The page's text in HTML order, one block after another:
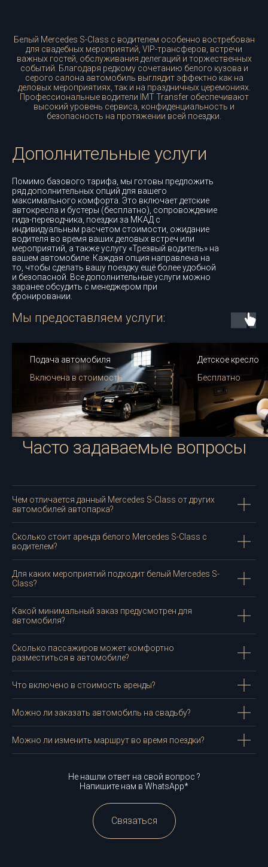
Белый Mercedes S-Class с водителем особенно востребован
для свадебных мероприятий, VIP-трансферов, встречи
важных гостей, обслуживания делегаций и торжественных
событий. Благодаря редкому сочетанию белого кузова и
серого салона автомобиль выглядит эффектно как на
деловых мероприятиях, так и на праздничных церемониях.
Профессиональные водители IMT Transfer обеспечивают
высокий уровень сервиса, конфиденциальность и
безопасность на протяжении всей поездки.
Дополнительные услуги
Помимо базового тарифа, мы готовы предложить
ряд дополнительных опций для вашего
максимального комфорта. Это включает детские
автокресла и бустеры (бесплатно), сопровождение
гида-переводчика, поездки за МКАД с
индивидуальным расчетом стоимости, ожидание
водителя во время ваших деловых встреч или
мероприятий, а также услугу «Трезвый водитель» на
вашем автомобиле. Каждая опция направлена на
то, чтобы сделать вашу поездку ещё более удобной
и безопасной. Все дополнительные услуги можно
заранее обсудить с менеджером при
бронировании.
Мы предоставляем услуги:
Подача автомобиля
Включена в стоимость
Детское кресло
Бесплатно
Часто задаваемые вопросы
Чем отличается данный Mercedes S-Class от других
автомобилей автопарка?
Сколько стоит аренда белого Mercedes S-Class с
водителем?
Для каких мероприятий подходит белый Mercedes S-
Class?
Какой минимальный заказ предусмотрен для
автомобиля?
Сколько пассажиров может комфортно
разместиться в автомобиле?
Что включено в стоимость аренды?
Можно ли заказать автомобиль на свадьбу?
Можно ли изменить маршрут во время поездки?
Не нашли ответ на свой вопрос ?
Напишите нам в WhatsApp*
Связаться